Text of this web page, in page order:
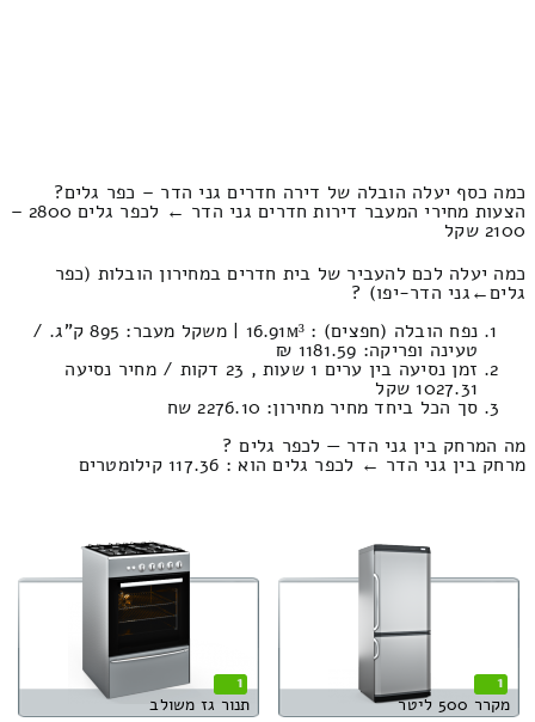
כמה כסף יעלה הובלה של דירה חדרים גני הדר – כפר גלים?
הצעות מחירי המעבר דירות חדרים גני הדר ← לכפר גלים 2800 –
2100 שקל
כמה יעלה לכם להעביר של בית חדרים במחירון הובלות (כפר
גלים‎←‏גני הדר-יפו) ?
נפח הובלה (חפצים) : 16.91м³ | משקל מעבר: 895 ק”ג. /
טעינה ופריקה: 1181.59 ₪
זמן נסיעה בין ערים 1 שעות , 23 דקות / מחיר נסיעה
1027.31 שקל
סך הכל ביחד מחיר מחירון: 2276.10 שח
מה המרחק בין גני הדר — לכפר גלים ?
מרחק בין גני הדר ← לכפר גלים הוא : 117.36 קילומטרים
1
מקרר 500 ליטר
1
תנור גז משולב